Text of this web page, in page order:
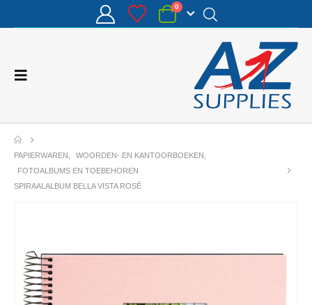
0
PAPIERWAREN WOORDEN- EN KANTOORBOEKEN
FOTOALBUMS EN TOEBEHOREN
SPIRAALALBUM BELLA VISTA ROSÉ